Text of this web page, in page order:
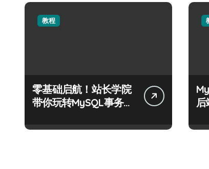
教程
零基础启航！站长学院
带你玩转MySQL事务控
后